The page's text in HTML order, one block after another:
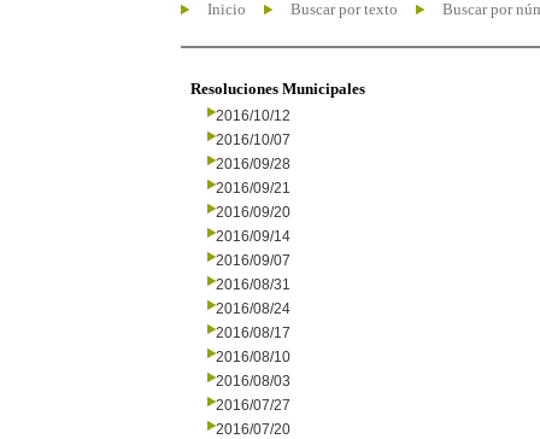
Inicio Buscar por texto Buscar por
Resoluciones Municipales
2016/10/12
2016/10/07
2016/09/28
2016/09/21
2016/09/20
2016/09/14
2016/09/07
2016/08/31
2016/08/24
2016/08/17
2016/08/10
2016/08/03
2016/07/27
2016/07/20